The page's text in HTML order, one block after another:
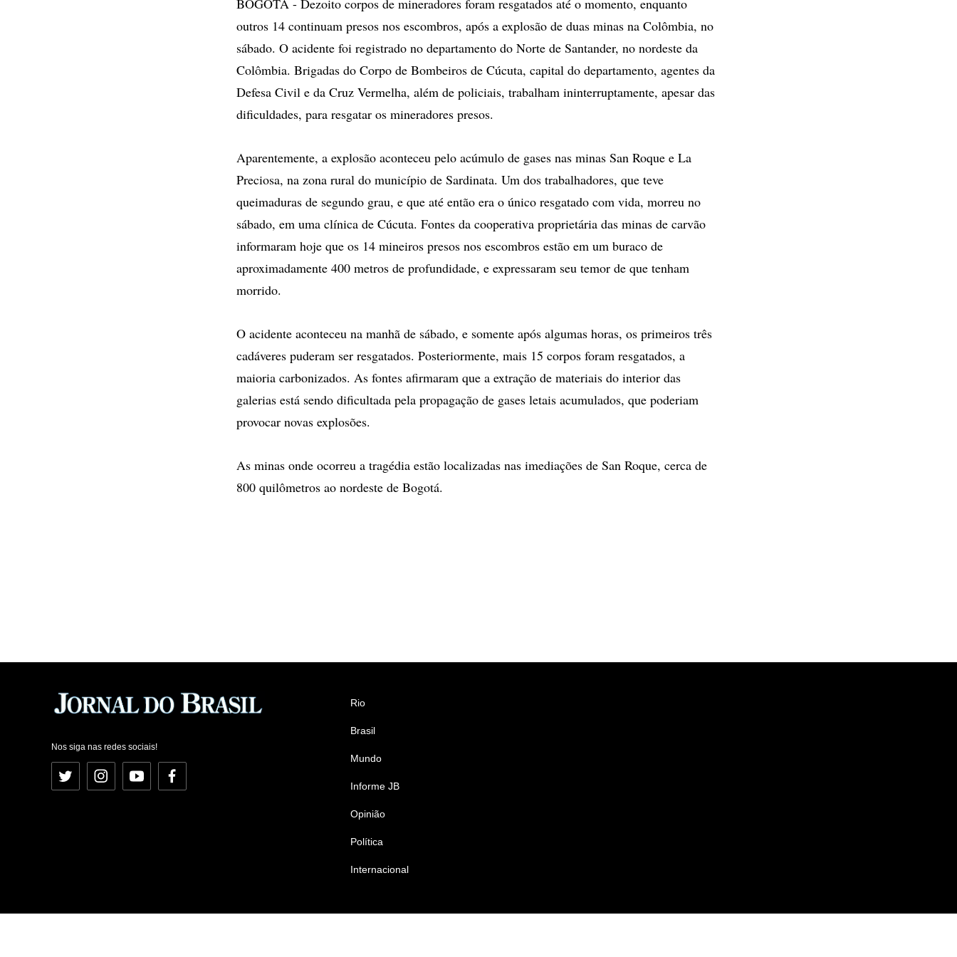
BOGOTÁ - Dezoito corpos de mineradores foram resgatados até o momento, enquanto
outros 14 continuam presos nos escombros, após a explosão de duas minas na Colômbia, no
sábado. O acidente foi registrado no departamento do Norte de Santander, no nordeste da
Colômbia. Brigadas do Corpo de Bombeiros de Cúcuta, capital do departamento, agentes da
Defesa Civil e da Cruz Vermelha, além de policiais, trabalham ininterruptamente, apesar das
dificuldades, para resgatar os mineradores presos.
Aparentemente, a explosão aconteceu pelo acúmulo de gases nas minas San Roque e La
Preciosa, na zona rural do município de Sardinata. Um dos trabalhadores, que teve
queimaduras de segundo grau, e que até então era o único resgatado com vida, morreu no
sábado, em uma clínica de Cúcuta. Fontes da cooperativa proprietária das minas de carvão
informaram hoje que os 14 mineiros presos nos escombros estão em um buraco de
aproximadamente 400 metros de profundidade, e expressaram seu temor de que tenham
morrido.
O acidente aconteceu na manhã de sábado, e somente após algumas horas, os primeiros três
cadáveres puderam ser resgatados. Posteriormente, mais 15 corpos foram resgatados, a
maioria carbonizados. As fontes afirmaram que a extração de materiais do interior das
galerias está sendo dificultada pela propagação de gases letais acumulados, que poderiam
provocar novas explosões.
As minas onde ocorreu a tragédia estão localizadas nas imediações de San Roque, cerca de
800 quilômetros ao nordeste de Bogotá.
Nos siga nas redes sociais!
Twitter InstagramYouTubeFacebook
Rio
Brasil
Mundo
Informe JB
Opinião
Política
Internacional